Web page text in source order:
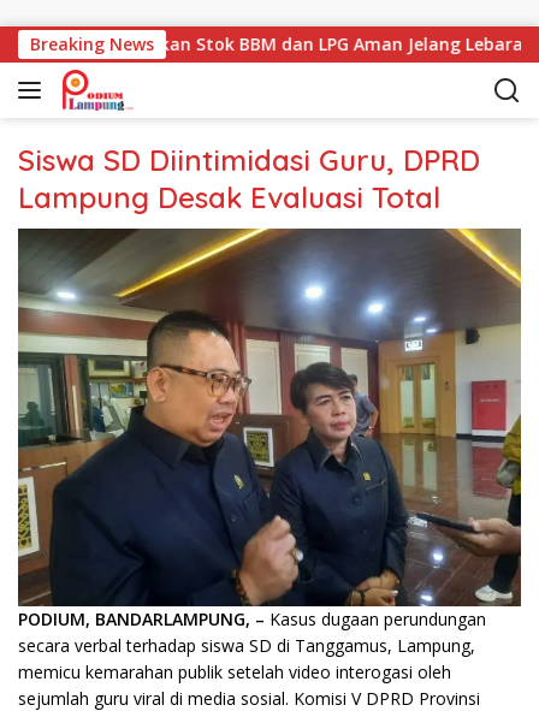
Breaking News
Lampung Pastikan Stok BBM dan LPG Aman Jelang Lebaran
Siswa SD Diintimidasi Guru, DPRD
Lampung Desak Evaluasi Total
PODIUM, BANDARLAMPUNG, – Kasus dugaan perundungan
secara verbal terhadap siswa SD di Tanggamus, Lampung,
memicu kemarahan publik setelah video interogasi oleh
sejumlah guru viral di media sosial. Komisi V DPRD Provinsi